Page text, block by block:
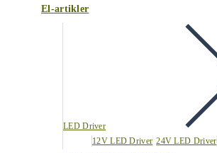
El-artikler
LED Driver
12V LED Driver 24V LED Driver